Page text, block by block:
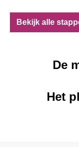
Bekijk alle
De
Het